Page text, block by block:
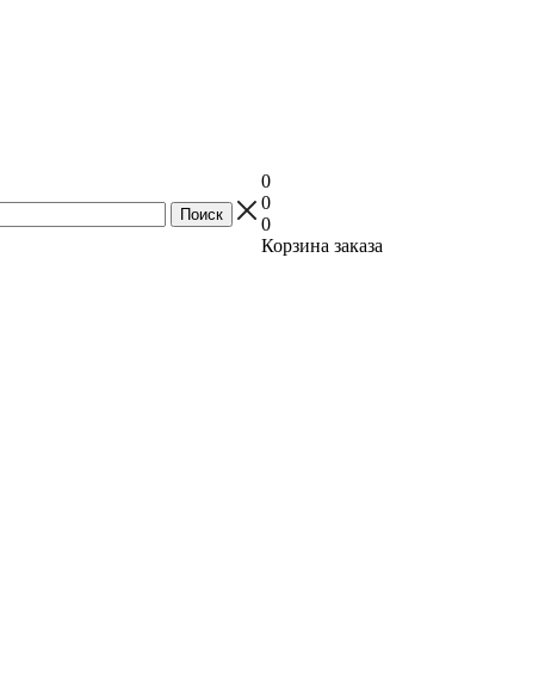
0
0
0
Корзина заказа